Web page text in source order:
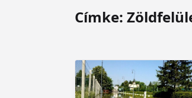
Címke: